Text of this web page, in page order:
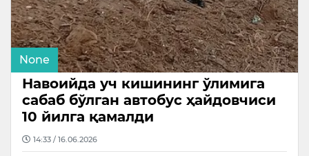
None
Навоийда уч кишининг ўлимига
сабаб бўлган автобус ҳайдовчиси
10 йилга қамалди
14:33 / 16.06.2026